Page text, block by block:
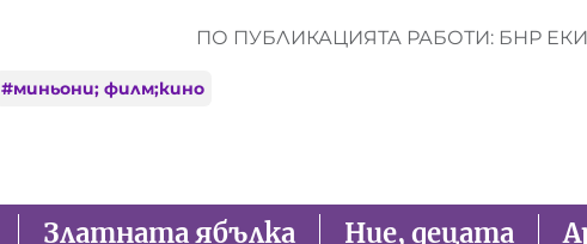
ПО ПУБЛИКАЦИЯТА РАБОТИ: БНР
#миньони; филм;кино
Златната ябълка Ние, децата